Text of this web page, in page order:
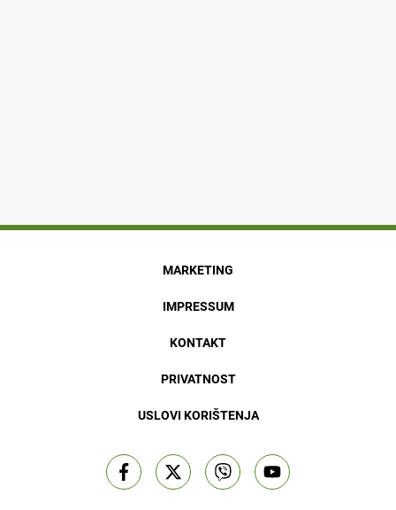
MARKETING
IMPRESSUM
KONTAKT
PRIVATNOST
USLOVI KORIŠTENJA